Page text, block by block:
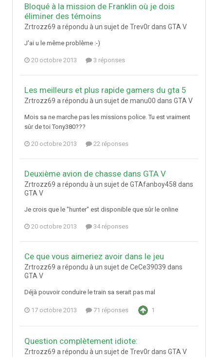
Bloqué à la mission de Franklin où je dois
éliminer des témoins
Zrtrozz69 a répondu à un sujet de Trev0r dans GTA V
J'ai u le même problème :-)
20 octobre 2013 3 réponses
Les meilleurs et plus rapide gamers du gta 5
Zrtrozz69 a répondu à un sujet de manu00 dans GTA V
Mois sa ne marche pas les missions police. Tu est vraiment
sûr de toi Tony380???
20 octobre 2013 22 réponses
Deuxième avion de chasse dans GTA V
Zrtrozz69 a répondu à un sujet de GTAfanboy458 dans
GTA V
Je crois que le "hunter" est disponible que sûr le online
20 octobre 2013 34 réponses
Ce que vous aimeriez avoir dans le jeu
Zrtrozz69 a répondu à un sujet de CeCe39039 dans
GTA V
Déjà pouvoir conduire le train sa serait pas mal
17 octobre 2013 71 réponses 1
Question complètement idiote:
Zrtrozz69 a répondu à un sujet de Trev0r dans GTA V